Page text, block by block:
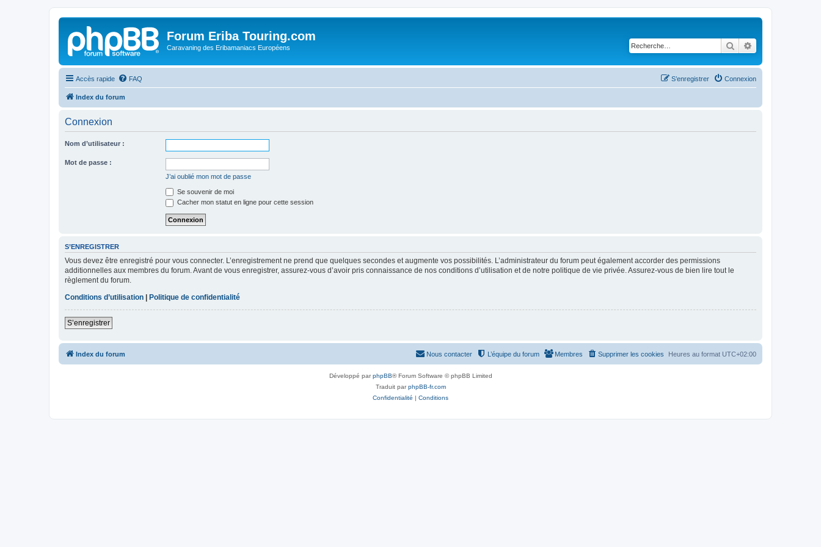
Forum Eriba Touring.com
Caravaning des Eribamaniacs Européens Rechercher
Accès rapide FAQ Connexion
S’enregistrer
Index du forum
Connexion
Nom d’utilisateur :
Mot de passe :
J’ai oublié mon mot de passe
Se souvenir de moi
Cacher mon statut en ligne pour cette session
S’ENREGISTRER
Vous devez être enregistré pour vous connecter. L’enregistrement ne prend que quelques secondes et augmente vos possibilités. L’administrateur du forum peut également accorder des permissions
additionnelles aux membres du forum. Avant de vous enregistrer, assurez-vous d’avoir pris connaissance de nos conditions d’utilisation et de notre politique de vie privée. Assurez-vous de bien lire tout le
règlement du forum.
Conditions d’utilisation
Politique de confidentialité
S’enregistrer
Index du forum Heures au format UTC+02:00
Supprimer les cookies
Membres
L’équipe du forum
Nous contacter
Développé parphpBB® Forum Software © phpBB Limited
Traduit parphpBB-fr.com
Confidentialité | Conditions